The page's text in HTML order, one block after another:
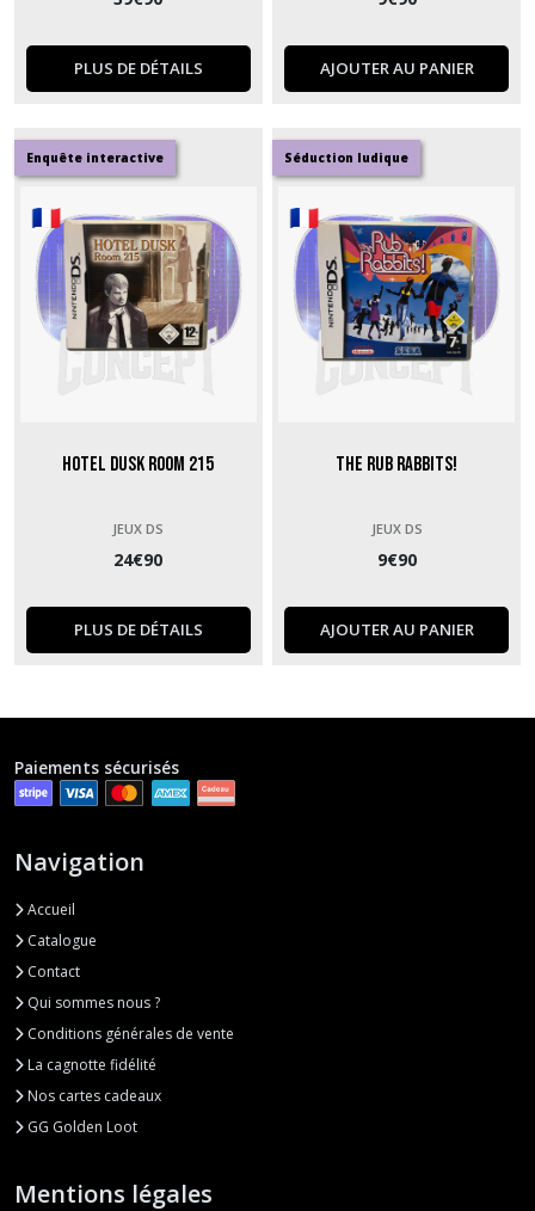
PLUS DE DÉTAILS AJOUTER AU PANIER
Enquête interactive
Hotel Dusk Room 215
JEUX DS
24€90
PLUS DE DÉTAILS
Séduction ludique
The Rub Rabbits!
JEUX DS
9€90
AJOUTER AU PANIER
Paiements sécurisés
Navigation
Accueil
Catalogue
Contact
Qui sommes nous ?
Conditions générales de vente
La cagnotte fidélité
Nos cartes cadeaux
GG Golden Loot
Mentions légales